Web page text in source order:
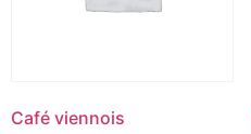
Café viennois